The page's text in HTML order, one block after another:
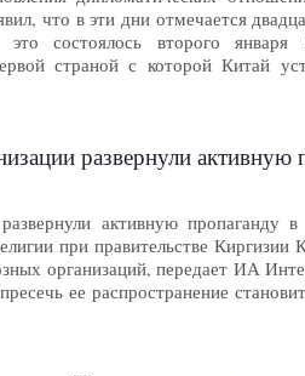
что в эти дни отмечается
состоялось второго
страной с которой Китай
активную
активную пропаганду
при правительстве Киргизии
организаций, передает ИА
ее распространение